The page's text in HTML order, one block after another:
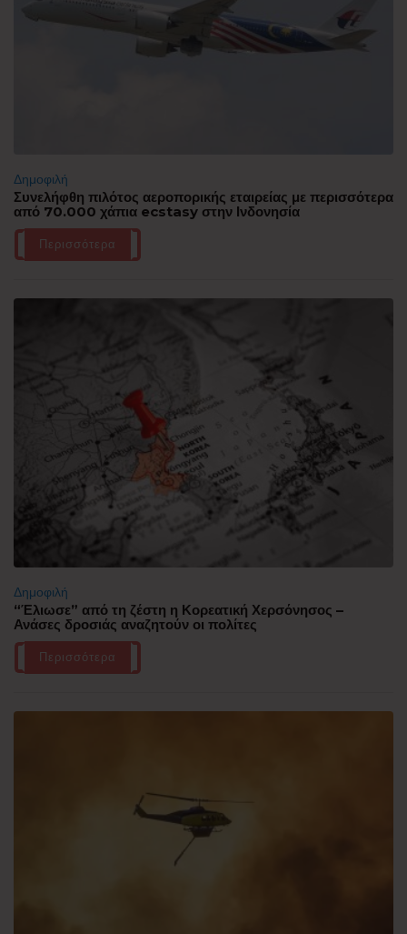
Δημοφιλή
Συνελήφθη πιλότος αεροπορικής εταιρείας με περισσότερα
από 70.000 χάπια ecstasy στην Ινδονησία
Περισσότερα
Δημοφιλή
“Έλιωσε” από τη ζέστη η Κορεατική Χερσόνησος –
Ανάσες δροσιάς αναζητούν οι πολίτες
Περισσότερα